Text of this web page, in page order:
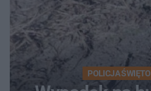
POLICJA